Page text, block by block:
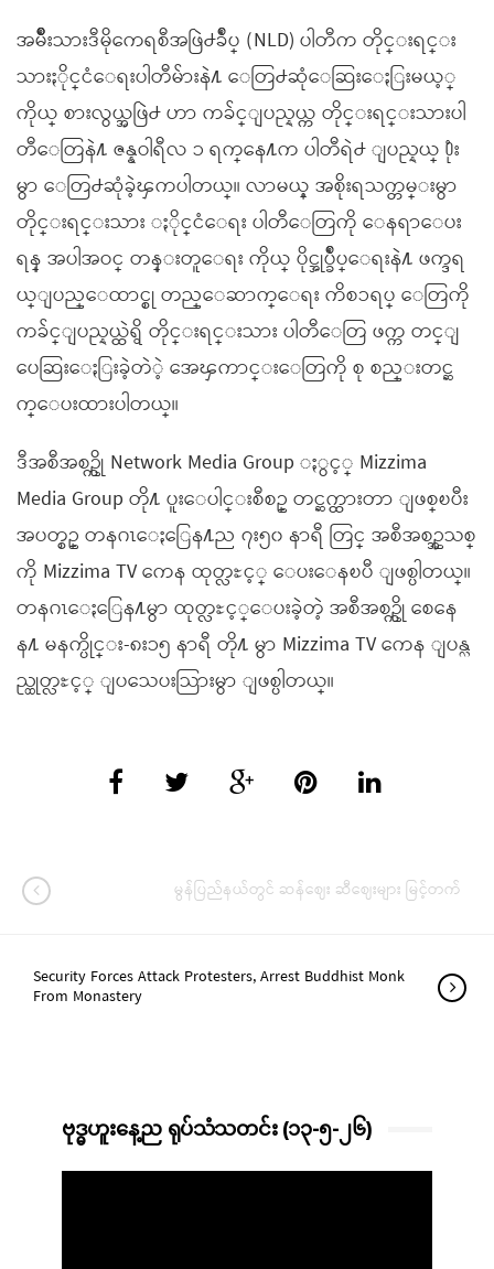
အမ်ိဳးသားဒီမိုကေရစီအဖြဲ႕ခ်ဳပ္ (NLD) ပါတီက တိုင္းရင္း
သားႏိုင္ငံေရးပါတီမ်ားနဲ႔ ေတြ႕ဆုံေဆြးေႏြးမယ့္
ကိုယ္ စားလွယ္အဖြဲ႕ ဟာ ကခ်င္ျပည္နယ္က တိုင္းရင္းသားပါ
တီေတြနဲ႔ ဇန္နဝါရီလ ၁ ရက္ေန႔က ပါတီရဲ႕ ျပည္နယ္ ႐ုံး
မွာ ေတြ႕ဆုံခဲ့ၾကပါတယ္။ လာမယ့္ အစိုးရသက္တမ္းမွာ
တိုင္းရင္းသား ႏိုင္ငံေရး ပါတီေတြကို ေနရာေပး
ရန္ အပါအဝင္ တန္းတူေရး ကိုယ္ ပိုင္အုပ္ခ်ဳပ္ေရးနဲ႔ ဖက္ဒရ
ယ္ျပည္ေထာင္စု တည္ေဆာက္ေရး ကိစၥရပ္ ေတြကို
ကခ်င္ျပည္နယ္ထဲရွိ တိုင္းရင္းသား ပါတီေတြ ဖက္က တင္ျ
ပေဆြးေႏြးခဲ့တဲဲ့ အေၾကာင္းေတြကို စု စည္းတင္ဆ
က္ေပးထားပါတယ္။
ဒီအစီအစဥ္ကို Network Media Group ႏွင့္ Mizzima
Media Group တို႔ ပူးေပါင္းစီစဥ္ တင္ဆက္ထားတာ ျဖစ္ၿပီး
အပတ္စဥ္ တနဂၤေႏြေန႔ည ၇း၅၀ နာရီ တြင္ အစီအစဥ္အသစ္
ကို Mizzima TV ကေန ထုတ္လႊင့္ ေပးေနၿပီ ျဖစ္ပါတယ္။
တနဂၤေႏြေန႔မွာ ထုတ္လႊင့္ေပးခဲ့တဲ့ အစီအစဥ္ကို စေနေ
န႔ မနက္ပိုင္း-၈း၁၅ နာရီ တို႔ မွာ Mizzima TV ကေန ျပန္လ
ည္ထုတ္လႊင့္ ျပသေပးသြားမွာ ျဖစ္ပါတယ္။
မွန်ပြည်နယ်တွင် ဆန်ဈေး ဆီဈေးများ မြင့်တက်
Security Forces Attack Protesters, Arrest Buddhist Monk
From Monastery
ဗုဒ္ဓဟူးနေ့ည ရုပ်သံသတင်း (၁၃-၅-၂၆)